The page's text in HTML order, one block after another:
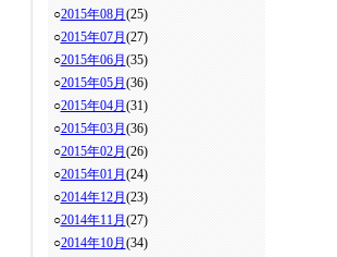
○2015年08月 (25)
○2015年07月 (27)
○2015年06月 (35)
○2015年05月 (36)
○2015年04月 (31)
○2015年03月 (36)
○2015年02月 (26)
○2015年01月 (24)
○2014年12月 (23)
○2014年11月 (27)
○2014年10月 (34)